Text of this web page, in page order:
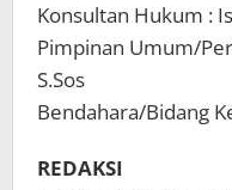
Konsultan Hukum :
Pimpinan Umum/
S.Sos
Bendahara/Bidang
REDAKSI